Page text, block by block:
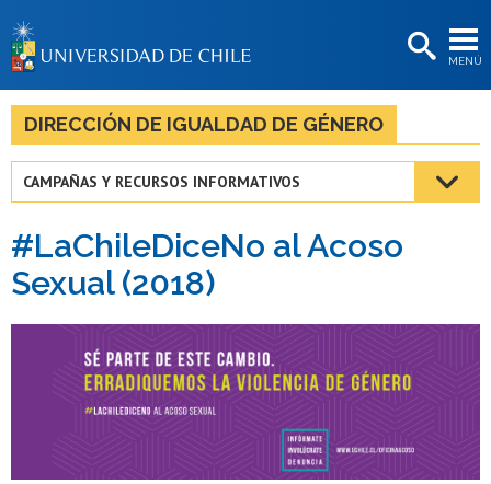
MENÚ
BIBLIOTECAS
LA UNIVERSIDAD
Estudiantes
Académicas/os
Funcionarias/os
DIRECCIÓN DE IGUALDAD DE GÉNERO
CAMPAÑAS Y RECURSOS INFORMATIVOS
#LaChileDiceNo al Acoso
Sexual (2018)